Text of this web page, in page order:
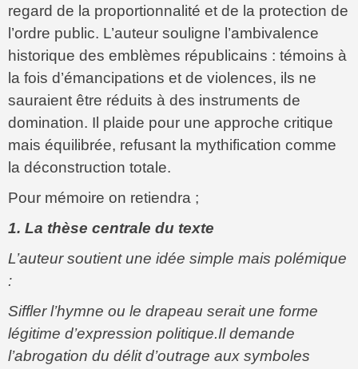
regard de la proportionnalité et de la protection de
l’ordre public. L’auteur souligne l’ambivalence
historique des emblèmes républicains : témoins à
la fois d’émancipations et de violences, ils ne
sauraient être réduits à des instruments de
domination. Il plaide pour une approche critique
mais équilibrée, refusant la mythification comme
la déconstruction totale.
Pour mémoire on retiendra ;
1. La thèse centrale du texte
L’auteur soutient une idée simple mais polémique
:
Siffler l’hymne ou le drapeau serait une forme
légitime d’expression politique.Il demande
l’abrogation du délit d’outrage aux symboles